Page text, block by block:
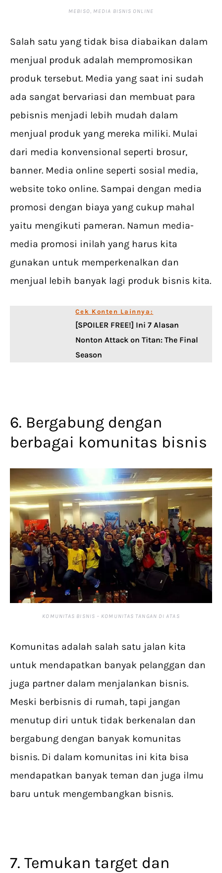
MEBISO, MEDIA BISNIS ONLINE
Salah satu yang tidak bisa diabaikan dalam
menjual produk adalah mempromosikan
produk tersebut. Media yang saat ini sudah
ada sangat bervariasi dan membuat para
pebisnis menjadi lebih mudah dalam
menjual produk yang mereka miliki. Mulai
dari media konvensional seperti brosur,
banner. Media online seperti sosial media,
website toko online. Sampai dengan media
promosi dengan biaya yang cukup mahal
yaitu mengikuti pameran. Namun media-
media promosi inilah yang harus kita
gunakan untuk memperkenalkan dan
menjual lebih banyak lagi produk bisnis kita.
Cek Konten Lainnya:
[SPOILER FREE!] Ini 7 Alasan
Nonton Attack on Titan: The Final
Season
6. Bergabung dengan
berbagai komunitas bisnis
KOMUNITAS BISNIS – KOMUNITAS TANGAN DI ATAS
Komunitas adalah salah satu jalan kita
untuk mendapatkan banyak pelanggan dan
juga partner dalam menjalankan bisnis.
Meski berbisnis di rumah, tapi jangan
menutup diri untuk tidak berkenalan dan
bergabung dengan banyak komunitas
bisnis. Di dalam komunitas ini kita bisa
mendapatkan banyak teman dan juga ilmu
baru untuk mengembangkan bisnis.
7. Temukan target dan